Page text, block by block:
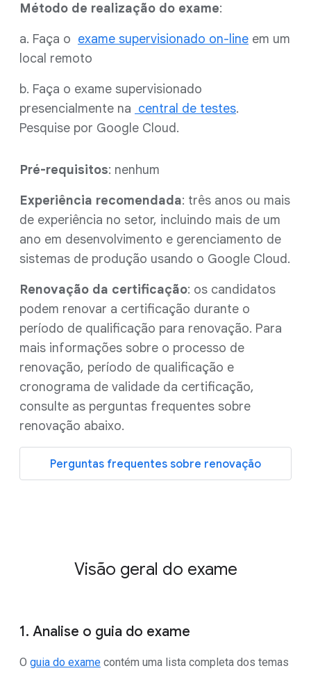
Método de realização do exame:
a. Faça o exame supervisionado on-line em um
local remoto
b. Faça o exame supervisionado
presencialmente na central de testes.
Pesquise por Google Cloud.
Pré-requisitos: nenhum
Experiência recomendada: três anos ou mais
de experiência no setor, incluindo mais de um
ano em desenvolvimento e gerenciamento de
sistemas de produção usando o Google Cloud.
Renovação da certificação: os candidatos
podem renovar a certificação durante o
período de qualificação para renovação. Para
mais informações sobre o processo de
renovação, período de qualificação e
cronograma de validade da certificação,
consulte as perguntas frequentes sobre
renovação abaixo.
Perguntas frequentes sobre renovação
Visão geral do exame
1. Analise o guia do exame
O guia do exame contém uma lista completa dos temas